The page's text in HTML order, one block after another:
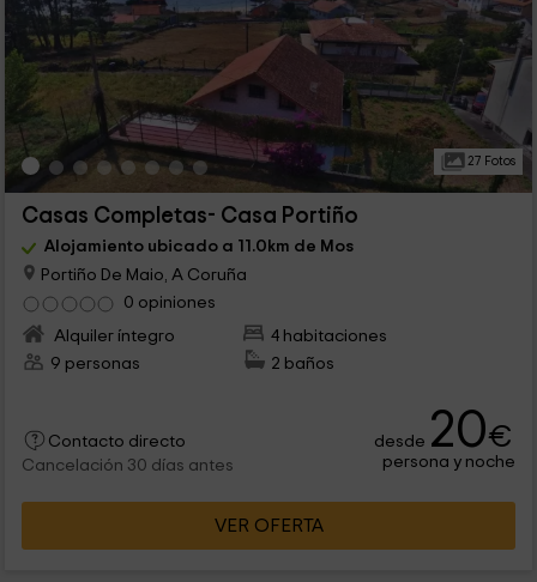
27 Fotos
Casas Completas- Casa Portiño
Alojamiento ubicado a 11.0km de Mos
Portiño De Maio, A Coruña
0 opiniones
Alquiler íntegro
4 habitaciones
9 personas
2 baños
Contacto directo
Cancelación 30 días antes
desde 20€
persona y noche
VER OFERTA